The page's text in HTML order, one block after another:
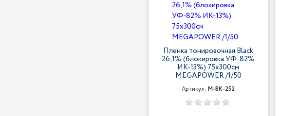
Пленка тонировочная Black
26,1% (блокировка УФ-82%
ИК-13%) 75х300см
MEGAPOWER /1/50
Артикул:M-BK-252